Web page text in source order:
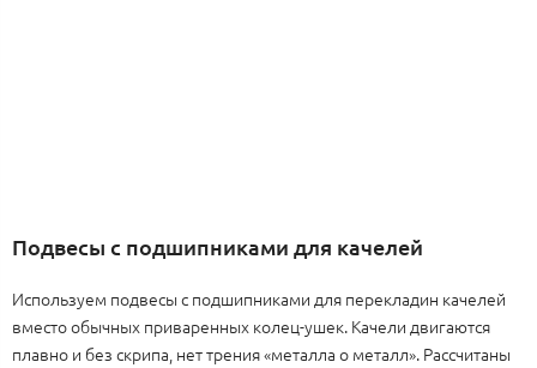
Подвесы с подшипниками для качелей
Используем подвесы с подшипниками для перекладин качелей
вместо обычных приваренных колец-ушек. Качели двигаются
плавно и без скрипа, нет трения «металла о металл». Рассчитаны